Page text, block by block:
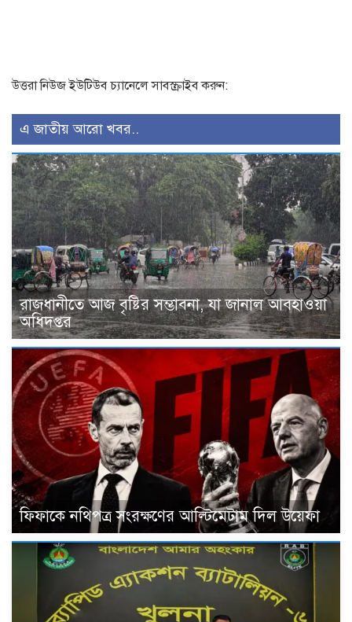
উত্তরা নিউজ ইউটিউব চ্যানেলে সাবস্ক্রাইব করুন:
এ জাতীয় আরো খবর..
রাজধানীতে আজ বৃষ্টির সম্ভাবনা, যা জানাল আবহাওয়া
অধিদপ্তর
ফিফাকে নথিপত্র সংরক্ষণের আল্টিমেটাম দিল উয়েফা